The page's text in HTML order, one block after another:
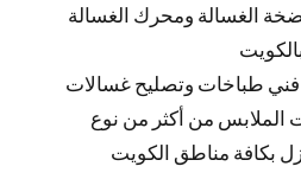
الغسالة ومحرك الغسالة
فني طباخات وتصليح غسالات
الملابس من أكثر من نوع
بكافة مناطق الكويت